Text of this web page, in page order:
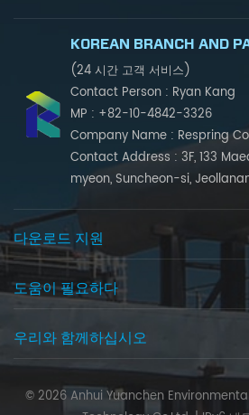
KOREAN BRANCH AND
(24 시간 고객 서비스)
Contact Person : Ryan Kang
MP : +82-10-4842-3326
Company Name : Respring
Contact Address : 3F, 133
myeon, Suncheon-si,
다운로드 지원
도움이 필요하다
우리와 함께하십시오
© 2026 Anhui Yuanchen